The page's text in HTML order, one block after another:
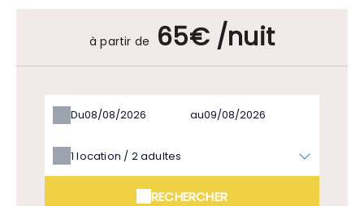
à partir de 65€ /nuit
Du au
1location / 2adultes
RECHERCHER